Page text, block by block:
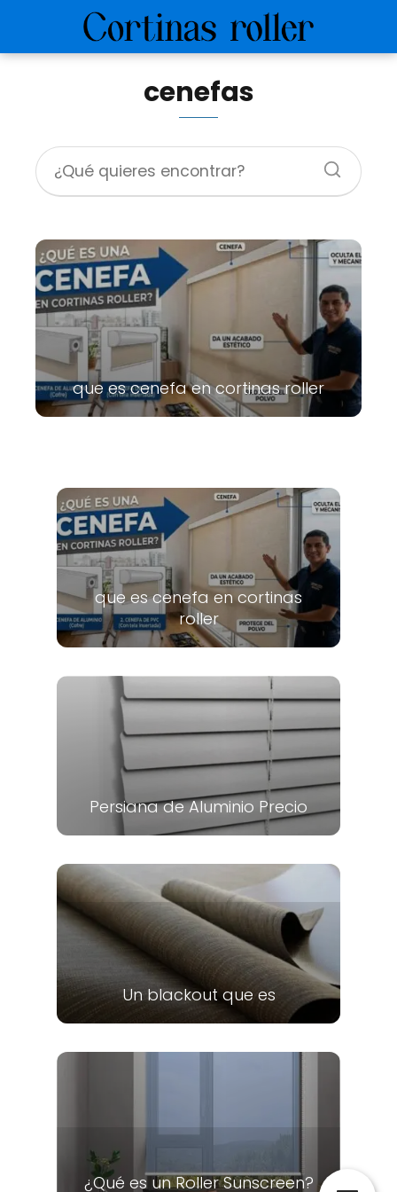
cenefas
que es cenefa en cortinas roller
que es cenefa en cortinas
roller
Persiana de Aluminio Precio
Un blackout que es
¿Qué es un Roller Sunscreen?